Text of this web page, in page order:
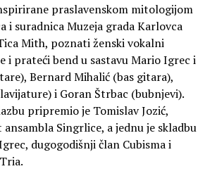
praslavenskom mitologijom
i suradnica Muzeja grada Karlovca
Mith, poznati ženski vokalni
i prateći bend u sastavu Mario Igrec i
Bernard Mihalić (bas gitara),
i Goran Štrbac (bubnjevi).
pripremio je Tomislav Jozić,
Singrlice, a jednu je skladbu
dugogodišnji član Cubisma i